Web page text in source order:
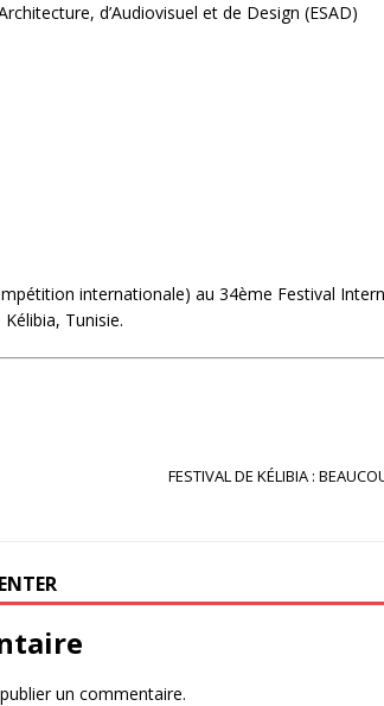
d’Audiovisuel et de Design (ESAD)
internationale) au 34ème Festival
Tunisie.
FESTIVAL DE KÉLIBIA :
un commentaire.